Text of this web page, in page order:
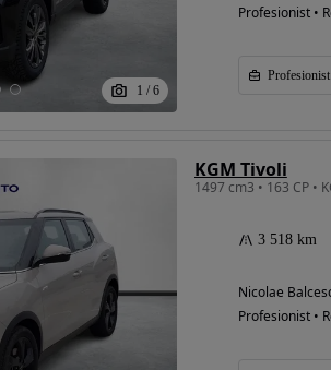
1 / 6
Profesionist •
Profesionist
KGM Tivoli
3 518 km
Nicolae
Profesionist •